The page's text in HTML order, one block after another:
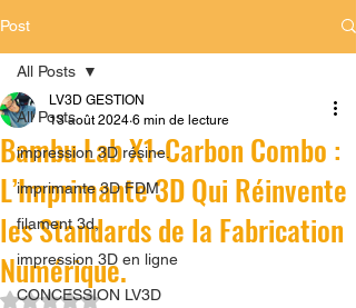
Post
All Posts
impression 3D résine.
imprimante 3D FDM
filament 3d,
impression 3D en ligne
CONCESSION LV3D
All Posts
Bambu Lab X1-Carbon Combo :
L’Imprimante 3D Qui Réinvente
les Standards de la Fabrication
Numérique.
LV3D GESTION
13 août 2024 6 min de lecture
Noté NaN étoiles sur 5.